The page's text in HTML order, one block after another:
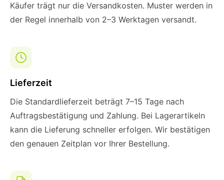
Käufer trägt nur die Versandkosten. Muster werden in
der Regel innerhalb von 2–3 Werktagen versandt.
Lieferzeit
Die Standardlieferzeit beträgt 7–15 Tage nach
Auftragsbestätigung und Zahlung. Bei Lagerartikeln
kann die Lieferung schneller erfolgen. Wir bestätigen
den genauen Zeitplan vor Ihrer Bestellung.